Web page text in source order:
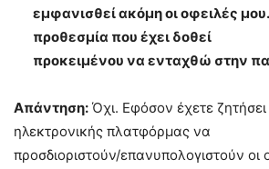
εμφανισθεί ακόμη οι οφειλές
προθεσμία που έχει δοθεί
προκειμένου να ενταχθώ στην
Απάντηση: Όχι. Εφόσον έχετε
ηλεκτρονικής πλατφόρμας να
προσδιοριστούν/επανυπολογιστούν οι